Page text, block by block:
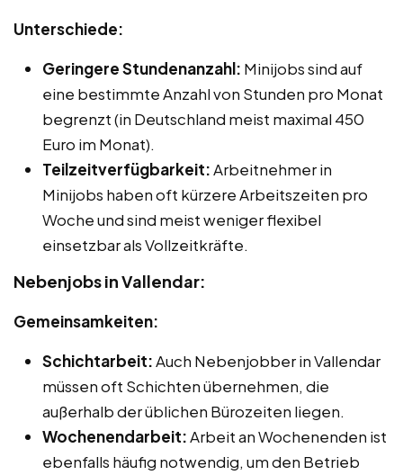
Unterschiede:
Geringere Stundenanzahl: Minijobs sind auf
eine bestimmte Anzahl von Stunden pro Monat
begrenzt (in Deutschland meist maximal 450
Euro im Monat).
Teilzeitverfügbarkeit:Arbeitnehmer in
Minijobs haben oft kürzere Arbeitszeiten pro
Woche und sind meist weniger flexibel
einsetzbar als Vollzeitkräfte.
Nebenjobs in Vallendar:
Gemeinsamkeiten:
Schichtarbeit:Auch Nebenjobber in Vallendar
müssen oft Schichten übernehmen, die
außerhalb der üblichen Bürozeiten liegen.
Wochenendarbeit:Arbeit an Wochenenden ist
ebenfalls häufig notwendig, um den Betrieb